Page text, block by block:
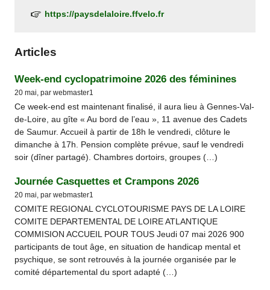
https://paysdelaloire.ffvelo.fr
Articles
Week-end cyclopatrimoine 2026 des féminines
20 mai, par webmaster1
Ce week-end est maintenant finalisé, il aura lieu à Gennes-Val-
de-Loire, au gîte « Au bord de l’eau », 11 avenue des Cadets
de Saumur. Accueil à partir de 18h le vendredi, clôture le
dimanche à 17h. Pension complète prévue, sauf le vendredi
soir (dîner partagé). Chambres dortoirs, groupes (…)
Journée Casquettes et Crampons 2026
20 mai, par webmaster1
COMITE REGIONAL CYCLOTOURISME PAYS DE LA LOIRE
COMITE DEPARTEMENTAL DE LOIRE ATLANTIQUE
COMMISION ACCUEIL POUR TOUS Jeudi 07 mai 2026 900
participants de tout âge, en situation de handicap mental et
psychique, se sont retrouvés à la journée organisée par le
comité départemental du sport adapté (…)